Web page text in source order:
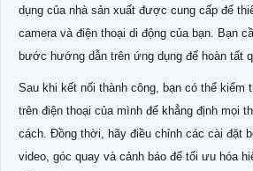
dụng của nhà sản xuất được cung cấp để
camera và điện thoại di động của bạn. Bạn
bước hướng dẫn trên ứng dụng để hoàn tất
Sau khi kết nối thành công, bạn có thể kiểm
trên điện thoại của mình để khẳng định mọi
cách. Đồng thời, hãy điều chỉnh các cài đặt
video, góc quay và cảnh báo để tối ưu hóa